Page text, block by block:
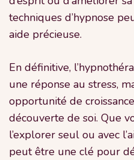
techniques d’hypnose
aide précieuse.
En définitive,
une réponse au stress,
opportunité de
découverte de soi. Que
l’explorer seul ou avec
peut être une clé pour